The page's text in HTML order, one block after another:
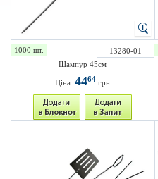
1000 шт.
13280-01
Шампур 45см
Ціна: 4464 грн